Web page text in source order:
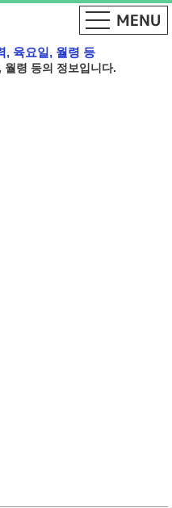
, 육요일, 월령 등
령 등의 정보입니다.